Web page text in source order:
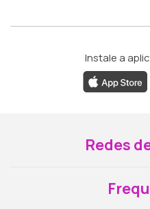
Instale a
Redes